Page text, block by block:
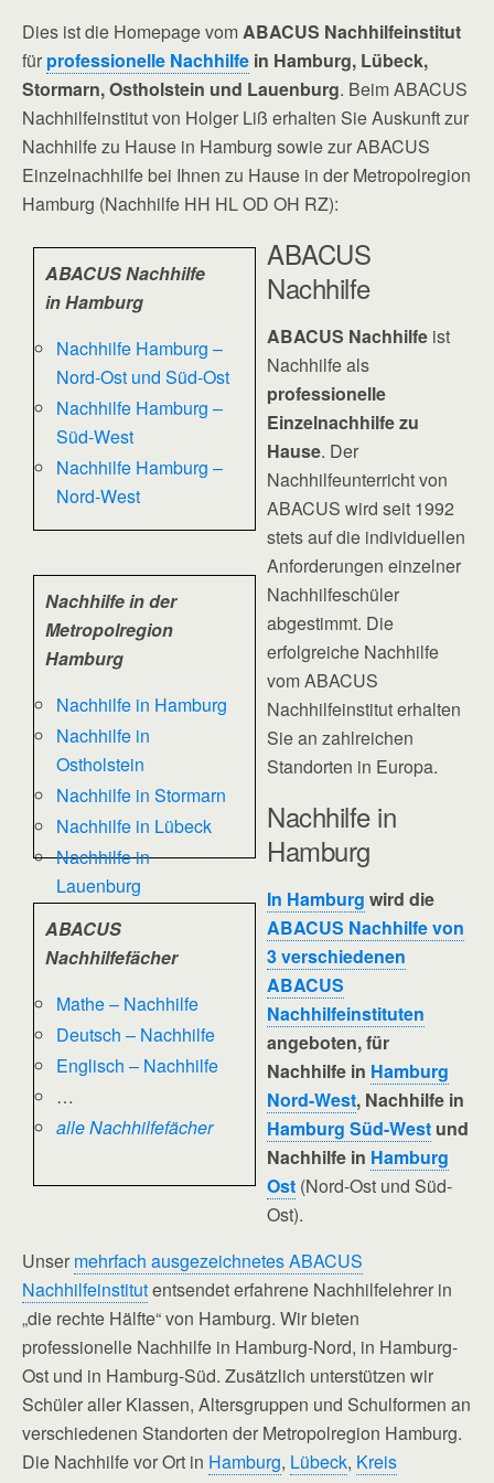
Dies ist die Homepage vomABACUS Nachhilfeinstitut
für professionelle Nachhilfe in Hamburg, Lübeck,
Stormarn, Ostholstein und Lauenburg. Beim ABACUS
Nachhilfeinstitut von Holger Liß erhalten Sie Auskunft zur
Nachhilfe zu Hause in Hamburg sowie zur ABACUS
Einzelnachhilfe bei Ihnen zu Hause in der Metropolregion
Hamburg (Nachhilfe HH HL OD OH RZ):
ABACUS Nachhilfe
in Hamburg
Nachhilfe Hamburg –
Nord-Ost und Süd-Ost
Nachhilfe Hamburg –
Süd-West
Nachhilfe Hamburg –
Nord-West
Nachhilfe in der
Metropolregion
Hamburg
Nachhilfe in Hamburg
Nachhilfe in
Ostholstein
Nachhilfe in Stormarn
Nachhilfe in Lübeck
Nachhilfe in
Lauenburg
ABACUS
Nachhilfefächer
Mathe – Nachhilfe
Deutsch – Nachhilfe
Englisch – Nachhilfe
…
alle Nachhilfefächer
ABACUS
Nachhilfe
ABACUS Nachhilfe ist
Nachhilfe als
professionelle
Einzelnachhilfe zu
Hause. Der
Nachhilfeunterricht von
ABACUS wird seit 1992
stets auf die individuellen
Anforderungen einzelner
Nachhilfeschüler
abgestimmt. Die
erfolgreiche Nachhilfe
vom ABACUS
Nachhilfeinstitut erhalten
Sie an zahlreichen
Standorten in Europa.
Nachhilfe in
Hamburg
In Hamburg wird die
ABACUS Nachhilfe von
3 verschiedenen
ABACUS
Nachhilfeinstituten
angeboten, für
Nachhilfe in Hamburg
Nord-West, Nachhilfe in
Hamburg Süd-West und
Nachhilfe in Hamburg
Ost (Nord-Ost und Süd-
Ost).
Unser mehrfach ausgezeichnetes ABACUS
Nachhilfeinstitutentsendet erfahrene Nachhilfelehrer in
„die rechte Hälfte“ von Hamburg. Wir bieten
professionelle Nachhilfe in Hamburg-Nord, in Hamburg-
Ost und in Hamburg-Süd. Zusätzlich unterstützen wir
Schüler aller Klassen, Altersgruppen und Schulformen an
verschiedenen Standorten der Metropolregion Hamburg.
Die Nachhilfe vor Ort in Hamburg, Lübeck, Kreis